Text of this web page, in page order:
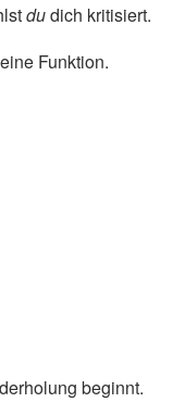
dudich kritisiert.
Funktion.
beginnt.